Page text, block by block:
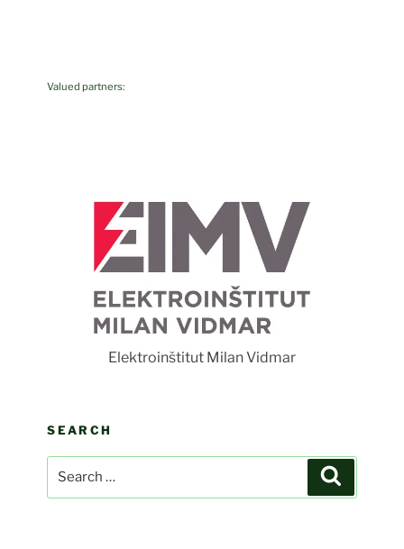
Valued partners:
Elektroinštitut Milan Vidmar
SEARCH